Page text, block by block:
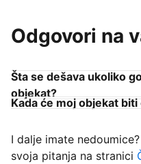
Odgovori na
Šta se dešava ukoliko
objekat?
Kada će moj objekat biti
I dalje imate
svoja pitanja na stranici